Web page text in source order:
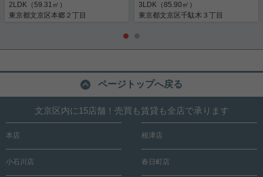
2LDK（59.31㎡）
東京都文京区本郷２丁目
3LDK（85.90㎡）
東京都文京区千駄木３丁目
ページトップへ戻る
文京区内に15店舗！売買も賃貸も全店で承ります
本店 根津店
小石川店 春日町店